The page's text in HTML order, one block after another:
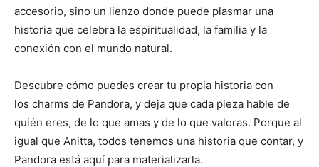
accesorio, sino un lienzo donde puede plasmar una
historia que celebra la espiritualidad, la familia y la
conexión con el mundo natural.
Descubre cómo puedes crear tu propia historia con
los charms de Pandora, y deja que cada pieza hable de
quién eres, de lo que amas y de lo que valoras. Porque al
igual que Anitta, todos tenemos una historia que contar, y
Pandora está aquí para materializarla.